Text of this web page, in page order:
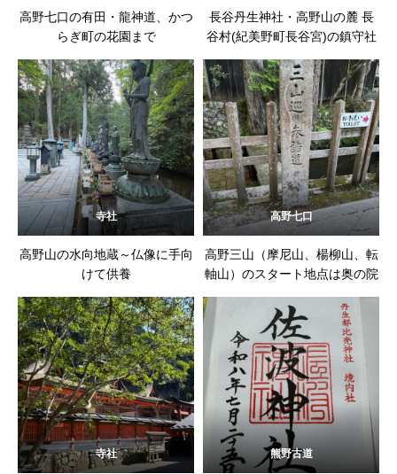
高野七口の有田・龍神道、かつ
らぎ町の花園まで
長谷丹生神社・高野山の麓 長
谷村(紀美野町長谷宮)の鎮守社
寺社
高野山の水向地蔵～仏像に手向
けて供養
高野七口
高野三山（摩尼山、楊柳山、転
軸山）のスタート地点は奥の院
寺社 熊野古道